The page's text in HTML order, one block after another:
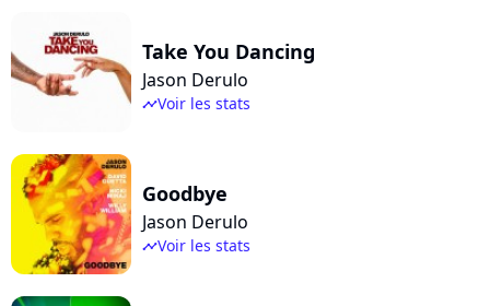
Take You Dancing
Jason Derulo
timelineVoir les stats
Goodbye
Jason Derulo
timelineVoir les stats